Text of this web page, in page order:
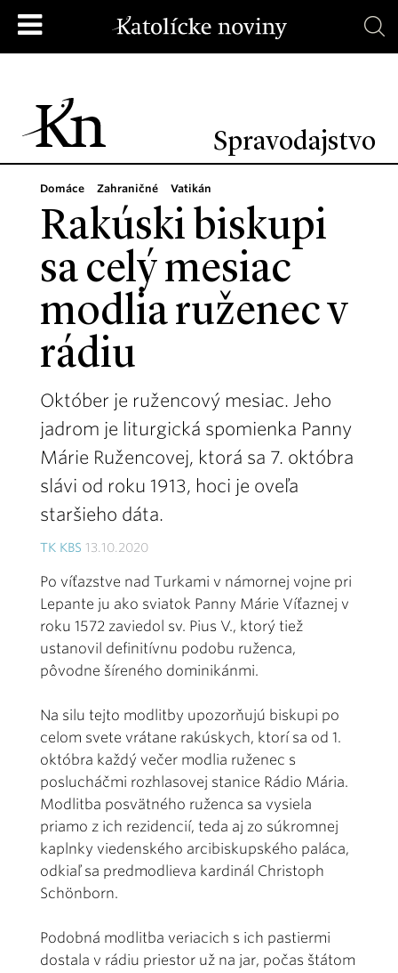
Spravodajstvo
Domáce Zahraničné Vatikán
Rakúski biskupi
sa celý mesiac
modlia ruženec v
rádiu
Október je ružencový mesiac. Jeho
jadrom je liturgická spomienka Panny
Márie Ružencovej, ktorá sa 7. októbra
slávi od roku 1913, hoci je oveľa
staršieho dáta.
TK KBS 13.10.2020
Po víťazstve nad Turkami v námornej vojne pri
Lepante ju ako sviatok Panny Márie Víťaznej v
roku 1572 zaviedol sv. Pius V., ktorý tiež
ustanovil definitívnu podobu ruženca,
pôvodne šíreného dominikánmi.
Na silu tejto modlitby upozorňujú biskupi po
celom svete vrátane rakúskych, ktorí sa od 1.
októbra každý večer modlia ruženec s
poslucháčmi rozhlasovej stanice Rádio Mária.
Modlitba posvätného ruženca sa vysiela
priamo z ich rezidencií, teda aj zo súkromnej
kaplnky viedenského arcibiskupského paláca,
odkiaľ sa predmodlieva kardinál Christoph
Schönborn.
Podobná modlitba veriacich s ich pastiermi
dostala v rádiu priestor už na jar, počas štátom